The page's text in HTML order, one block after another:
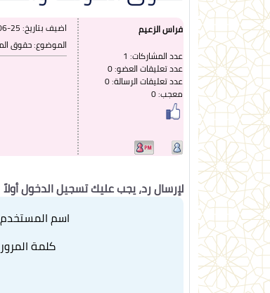
فراس الزعيم
عدد المشاركات: 1
عدد تعليقات العضو: 0
عدد تعليقات الرسالة: 0
معجب: 0
اضيف بتاريخ:25
الموضوع: حقوق
لإرسال رد، يجب عليك تسجيل الدخول أولاً
اسم
كلمة